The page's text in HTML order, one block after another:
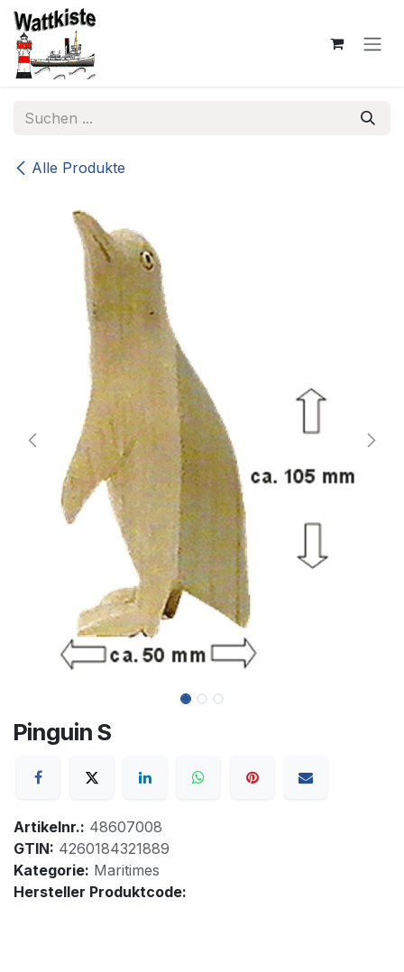
Zum Inhalt springen
Alle Produkte
Pinguin S
Artikelnr.: 48607008
GTIN: 4260184321889
Kategorie: Maritimes
Hersteller Produktcode: